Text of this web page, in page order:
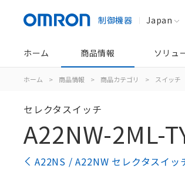
制御機器 Japan
ホーム 商品情報 ソリュ
ホーム > 商品情報 > 商品カテゴリ > スイッチ
セレクタスイッチ
A22NW-2ML-
A22NS / A22NW セレクタスイッ